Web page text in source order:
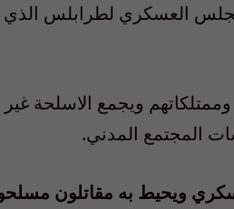
العسكري لطرابلس الذي
ويجمع الاسلحة غير
المجتمع المدني.
ويحيط به مقاتلون